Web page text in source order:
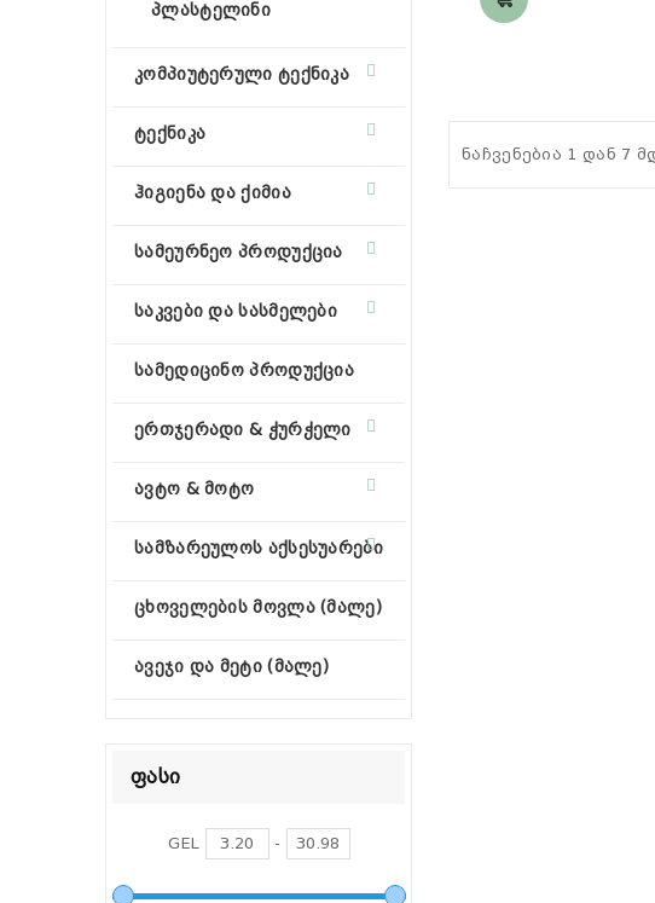
პლასტელინი
კომპიუტერული ტექნიკა
ტექნიკა
ჰიგიენა და ქიმია
სამეურნეო პროდუქცია
საკვები და სასმელები
სამედიცინო პროდუქცია
ერთჯერადი & ჭურჭელი
ავტო & მოტო
სამზარეულოს აქსესუარები
ცხოველების მოვლა (მალე)
ავეჯი და მეტი (მალე)
Ფასი
GEL -
ნაჩვენებია 1 დან 7